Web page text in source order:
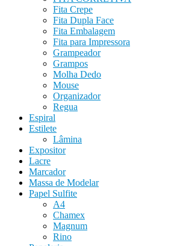
Fita Crepe
Fita Dupla Face
Fita Embalagem
Fita para Impressora
Grampeador
Grampos
Molha Dedo
Mouse
Organizador
Regua
Espiral
Estilete
Lâmina
Expositor
Lacre
Marcador
Massa de Modelar
Papel Sulfite
A4
Chamex
Magnum
Rino